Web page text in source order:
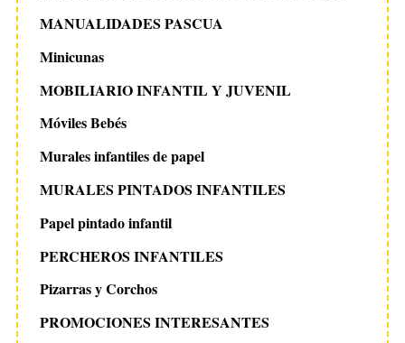
MANUALIDADES PASCUA
Minicunas
MOBILIARIO INFANTIL Y JUVENIL
Móviles Bebés
Murales infantiles de papel
MURALES PINTADOS INFANTILES
Papel pintado infantil
PERCHEROS INFANTILES
Pizarras y Corchos
PROMOCIONES INTERESANTES